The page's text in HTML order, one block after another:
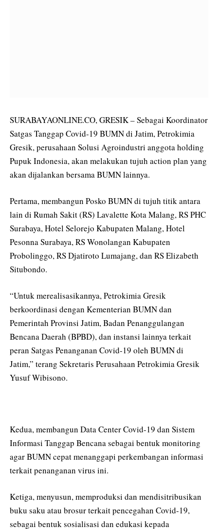
SURABAYAONLINE.CO, GRESIK – Sebagai Koordinator
Satgas Tanggap Covid-19 BUMN di Jatim, Petrokimia
Gresik, perusahaan Solusi Agroindustri anggota holding
Pupuk Indonesia, akan melakukan tujuh action plan yang
akan dijalankan bersama BUMN lainnya.
Pertama, membangun Posko BUMN di tujuh titik antara
lain di Rumah Sakit (RS) Lavalette Kota Malang, RS PHC
Surabaya, Hotel Selorejo Kabupaten Malang, Hotel
Pesonna Surabaya, RS Wonolangan Kabupaten
Probolinggo, RS Djatiroto Lumajang, dan RS Elizabeth
Situbondo.
“Untuk merealisasikannya, Petrokimia Gresik
berkoordinasi dengan Kementerian BUMN dan
Pemerintah Provinsi Jatim, Badan Penanggulangan
Bencana Daerah (BPBD), dan instansi lainnya terkait
peran Satgas Penanganan Covid-19 oleh BUMN di
Jatim,” terang Sekretaris Perusahaan Petrokimia Gresik
Yusuf Wibisono.
Kedua, membangun Data Center Covid-19 dan Sistem
Informasi Tanggap Bencana sebagai bentuk monitoring
agar BUMN cepat menanggapi perkembangan informasi
terkait penanganan virus ini.
Ketiga, menyusun, memproduksi dan mendisitribusikan
buku saku atau brosur terkait pencegahan Covid-19,
sebagai bentuk sosialisasi dan edukasi kepada